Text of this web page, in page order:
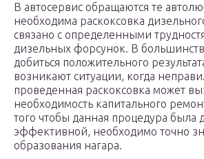
В автосервис обращаются те
необходима раскоксовка
связано с определенными
дизельных форсунок. В
добиться положительного
возникают ситуации, когда
проведенная раскоксовка может
необходимость капитального
того чтобы данная процедура была
эффективной, необходимо точно
образования нагара.